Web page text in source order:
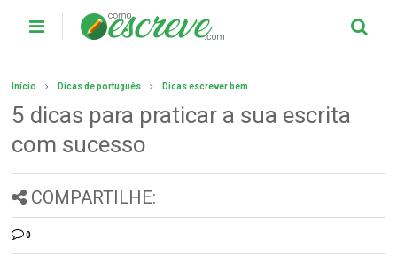
Início Dicas de português Dicas escrever bem
5 dicas para praticar a sua escrita
com sucesso
COMPARTILHE:
0